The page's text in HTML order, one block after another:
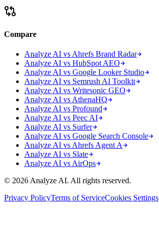
Compare
Analyze AI vs Ahrefs Brand Radar
Analyze AI vs HubSpot AEO
Analyze AI vs Google Looker Studio
Analyze AI vs Semrush AI Toolkit
Analyze AI vs Writesonic GEO
Analyze AI vs AthenaHQ
Analyze AI vs Profound
Analyze AI vs Peec AI
Analyze AI vs Surfer
Analyze AI vs Google Search Console
Analyze AI vs Ahrefs Agent A
Analyze AI vs Slate
Analyze AI vs AirOps
© 2026 Analyze AI. All rights reserved.
Privacy PolicyTerms of ServiceCookies Settings